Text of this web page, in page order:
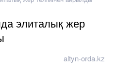
элиталық жер
altyn-orda.kz